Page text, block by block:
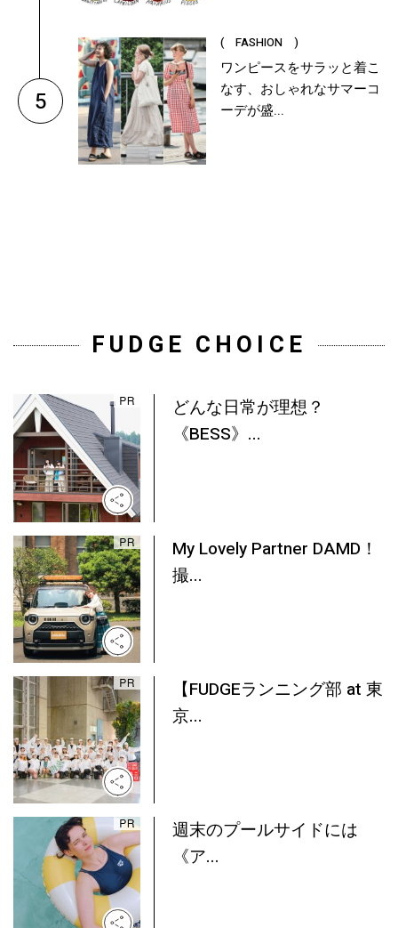
5
( FASHION )
ワンピースをサラッと着こ
なす、おしゃれなサマーコ
ーデが盛...
FUDGE CHOICE
どんな日常が理想？
《BESS》...
My Lovely Partner DAMD！
撮...
【FUDGEランニング部 at 東
京...
週末のプールサイドには
《ア...